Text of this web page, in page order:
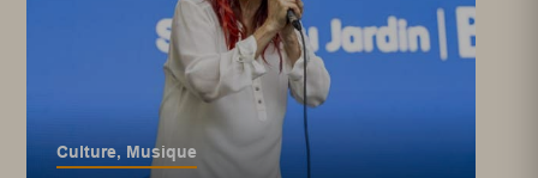
Culture, Musique